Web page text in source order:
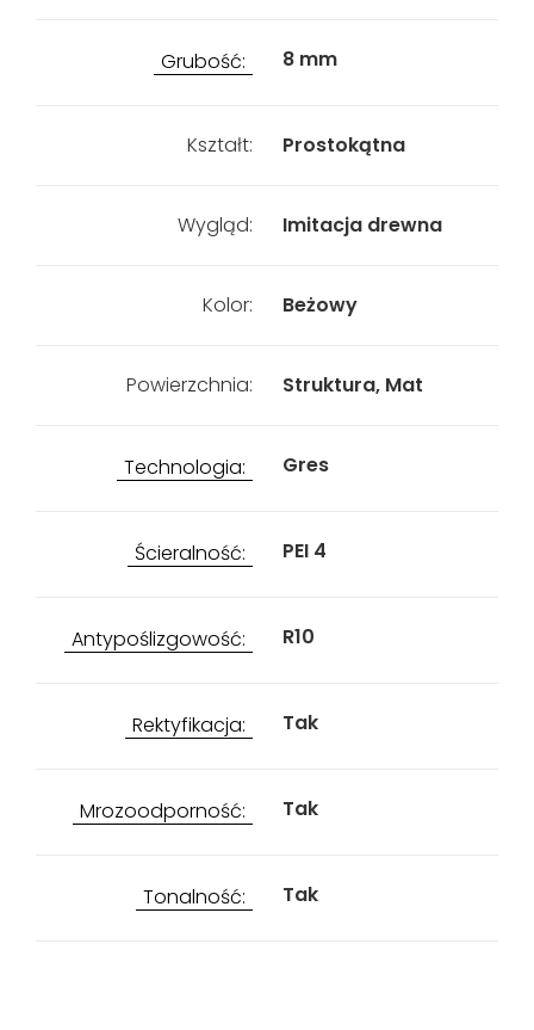
Grubość: 8 mm
Kształt: Prostokątna
Wygląd: Imitacja drewna
Kolor: Beżowy
Powierzchnia: Struktura, Mat
Technologia: Gres
Ścieralność: PEI 4
Antypoślizgowość: R10
Rektyfikacja: Tak
Mrozoodporność: Tak
Tonalność: Tak